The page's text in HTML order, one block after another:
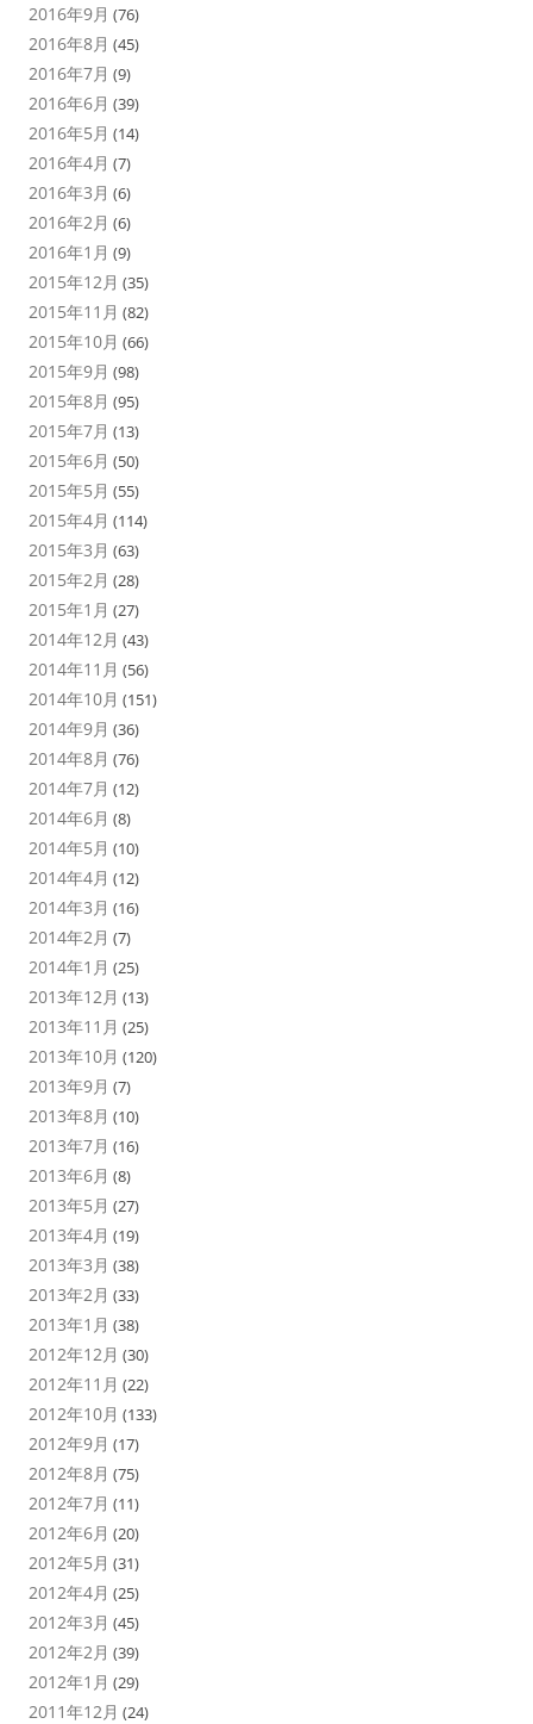
2016年9月 (76)
2016年8月 (45)
2016年7月 (9)
2016年6月 (39)
2016年5月 (14)
2016年4月 (7)
2016年3月 (6)
2016年2月 (6)
2016年1月 (9)
2015年12月 (35)
2015年11月 (82)
2015年10月 (66)
2015年9月 (98)
2015年8月 (95)
2015年7月 (13)
2015年6月 (50)
2015年5月 (55)
2015年4月 (114)
2015年3月 (63)
2015年2月 (28)
2015年1月 (27)
2014年12月 (43)
2014年11月 (56)
2014年10月 (151)
2014年9月 (36)
2014年8月 (76)
2014年7月 (12)
2014年6月 (8)
2014年5月 (10)
2014年4月 (12)
2014年3月 (16)
2014年2月 (7)
2014年1月 (25)
2013年12月 (13)
2013年11月 (25)
2013年10月 (120)
2013年9月 (7)
2013年8月 (10)
2013年7月 (16)
2013年6月 (8)
2013年5月 (27)
2013年4月 (19)
2013年3月 (38)
2013年2月 (33)
2013年1月 (38)
2012年12月 (30)
2012年11月 (22)
2012年10月 (133)
2012年9月 (17)
2012年8月 (75)
2012年7月 (11)
2012年6月 (20)
2012年5月 (31)
2012年4月 (25)
2012年3月 (45)
2012年2月 (39)
2012年1月 (29)
2011年12月 (24)